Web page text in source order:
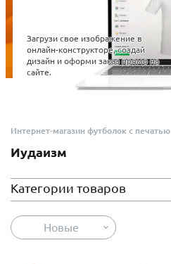
Загрузи свое изображение в
онлайн-конструкторе, создай
дизайн и оформи заказ прямо на
сайте.
Интернет-магазин футболок с печатью
Иудаизм
Категории товаров
Новые